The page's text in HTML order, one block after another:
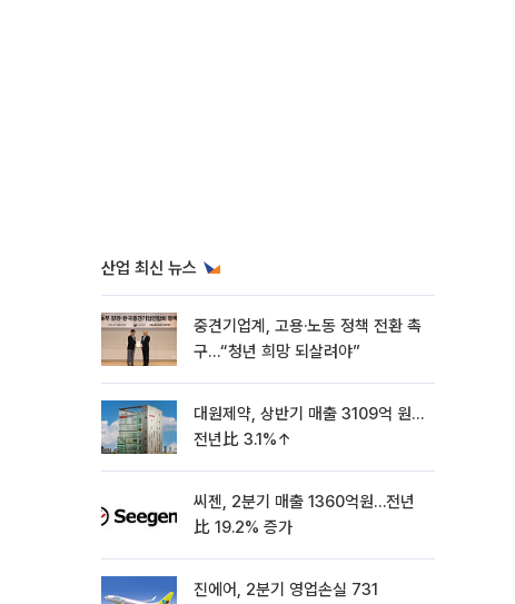
산업 최신 뉴스
중견기업계, 고용·노동 정책 전환 촉
구…“청년 희망 되살려야”
대원제약, 상반기 매출 3109억 원…
전년比 3.1%↑
씨젠, 2분기 매출 1360억원…전년
比 19.2% 증가
진에어, 2분기 영업손실 731